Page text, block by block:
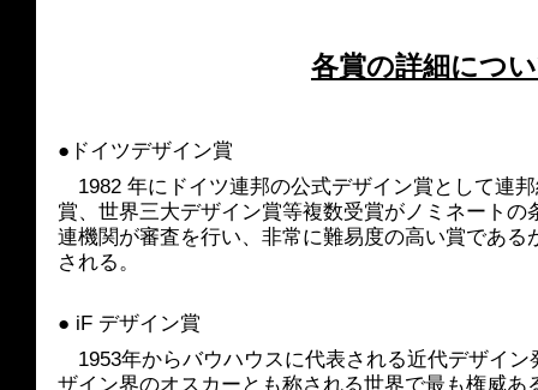
各賞の詳細につ
●ドイツデザイン賞
1982 年にドイツ連邦の公式デザイン賞として連
賞、世界三大デザイン賞等複数受賞がノミネート
連機関が審査を行い、非常に難易度の高い賞である
される。
● iF デザイン賞
1953年からバウハウスに代表される近代デザイン
ザイン界のオスカーとも称される世界で最も権威